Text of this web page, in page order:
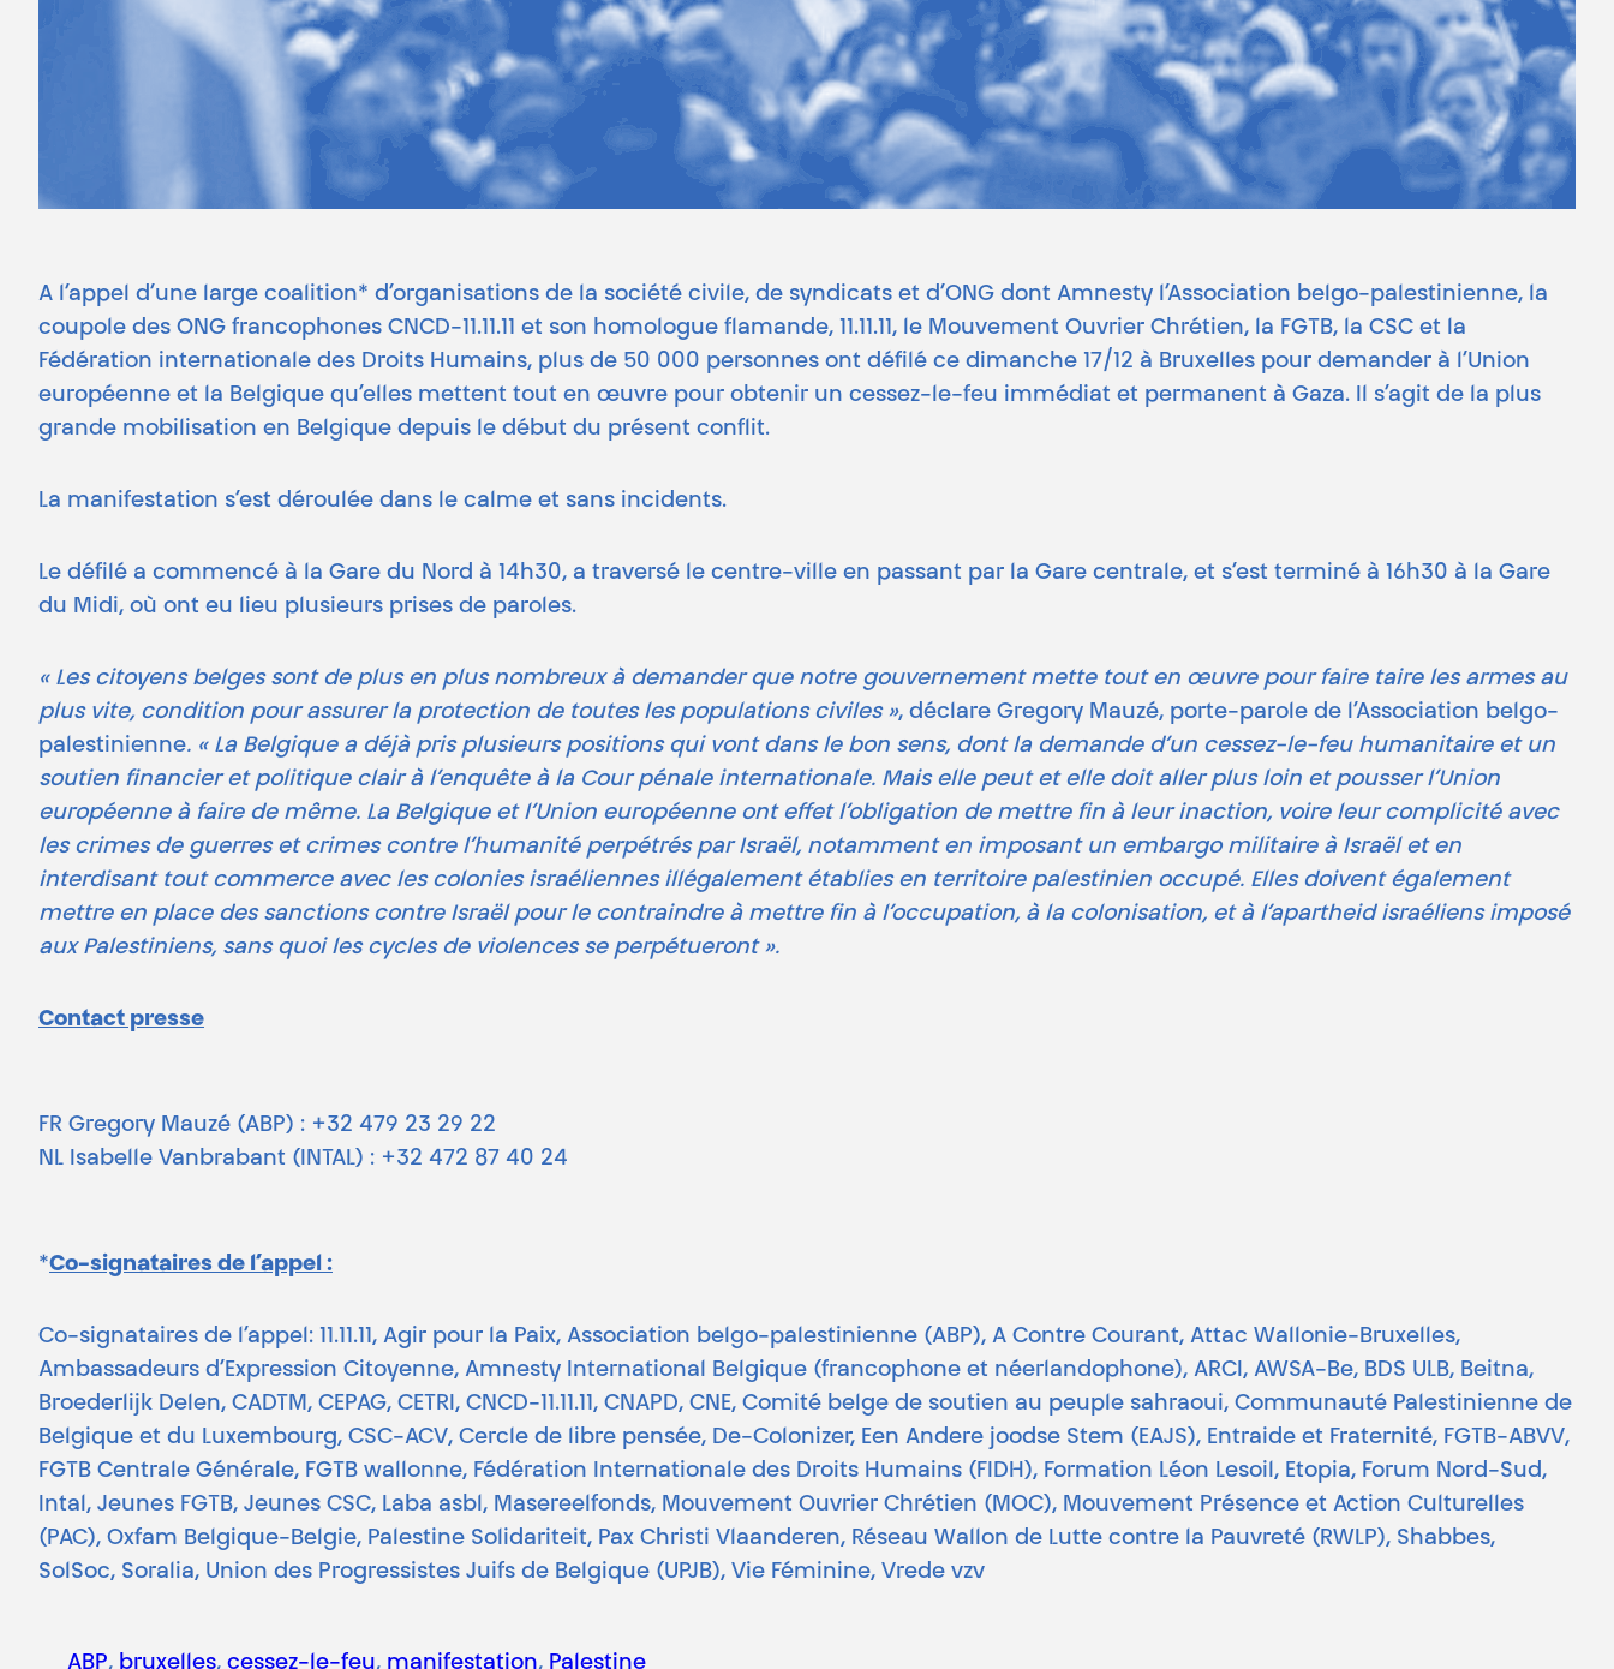
A l’appel d’une large coalition* d’organisations de la société civile, de syndicats et d’ONG dont Amnesty l’Association belgo-palestinienne, la
coupole des ONG francophones CNCD-11.11.11 et son homologue flamande, 11.11.11, le Mouvement Ouvrier Chrétien, la FGTB, la CSC et la
Fédération internationale des Droits Humains, plus de 50 000 personnes ont défilé ce dimanche 17/12 à Bruxelles pour demander à l’Union
européenne et la Belgique qu’elles mettent tout en œuvre pour obtenir un cessez-le-feu immédiat et permanent à Gaza. Il s’agit de la plus
grande mobilisation en Belgique depuis le début du présent conflit.
La manifestation s’est déroulée dans le calme et sans incidents.
Le défilé a commencé à la Gare du Nord à 14h30, a traversé le centre-ville en passant par la Gare centrale, et s’est terminé à 16h30 à la Gare
du Midi, où ont eu lieu plusieurs prises de paroles.
« Les citoyens belges sont de plus en plus nombreux à demander que notre gouvernement mette tout en œuvre pour faire taire les armes au
plus vite, condition pour assurer la protection de toutes les populations civiles », déclare Gregory Mauzé, porte-parole de l’Association belgo-
palestinienne. « La Belgique a déjà pris plusieurs positions qui vont dans le bon sens, dont la demande d’un cessez-le-feu humanitaire et un
soutien financier et politique clair à l’enquête à la Cour pénale internationale. Mais elle peut et elle doit aller plus loin et pousser l’Union
européenne à faire de même. La Belgique et l’Union européenne ont effet l’obligation de mettre fin à leur inaction, voire leur complicité avec
les crimes de guerres et crimes contre l’humanité perpétrés par Israël, notamment en imposant un embargo militaire à Israël et en
interdisant tout commerce avec les colonies israéliennes illégalement établies en territoire palestinien occupé. Elles doivent également
mettre en place des sanctions contre Israël pour le contraindre à mettre fin à l’occupation, à la colonisation, et à l’apartheid israéliens imposé
aux Palestiniens, sans quoi les cycles de violences se perpétueront ».
Contact presse
FR Gregory Mauzé (ABP) : +32 479 23 29 22
NL Isabelle Vanbrabant (INTAL) : +32 472 87 40 24
*Co-signataires de l’appel :
Co-signataires de l’appel: 11.11.11, Agir pour la Paix, Association belgo-palestinienne (ABP), A Contre Courant, Attac Wallonie-Bruxelles,
Ambassadeurs d’Expression Citoyenne, Amnesty International Belgique (francophone et néerlandophone), ARCI, AWSA-Be, BDS ULB, Beitna,
Broederlijk Delen, CADTM, CEPAG, CETRI, CNCD-11.11.11, CNAPD, CNE, Comité belge de soutien au peuple sahraoui, Communauté Palestinienne de
Belgique et du Luxembourg, CSC-ACV, Cercle de libre pensée, De-Colonizer, Een Andere joodse Stem (EAJS), Entraide et Fraternité, FGTB-ABVV,
FGTB Centrale Générale, FGTB wallonne, Fédération Internationale des Droits Humains (FIDH), Formation Léon Lesoil, Etopia, Forum Nord-Sud,
Intal, Jeunes FGTB, Jeunes CSC, Laba asbl, Masereelfonds, Mouvement Ouvrier Chrétien (MOC), Mouvement Présence et Action Culturelles
(PAC), Oxfam Belgique-Belgie, Palestine Solidariteit, Pax Christi Vlaanderen, Réseau Wallon de Lutte contre la Pauvreté (RWLP), Shabbes,
SolSoc, Soralia, Union des Progressistes Juifs de Belgique (UPJB), Vie Féminine, Vrede vzv
ABP, bruxelles, cessez-le-feu, manifestation, Palestine